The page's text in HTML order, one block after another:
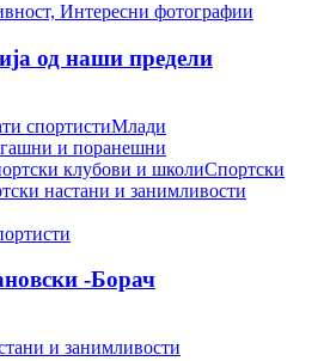
Интересни фотографии
од наши предели
спортистиМлади
и поранешни
клубови и школиСпортски
настани и занимливости
-Борач
и занимливости